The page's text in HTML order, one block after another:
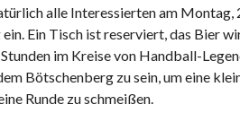
alle Interessierten am
Ein Tisch ist reserviert, das Bier
im Kreise von Handball-
Bötschenberg zu sein, um eine
Runde zu schmeißen.